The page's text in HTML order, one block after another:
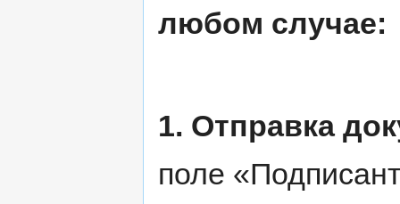
любом случае:
1. Отправка
поле